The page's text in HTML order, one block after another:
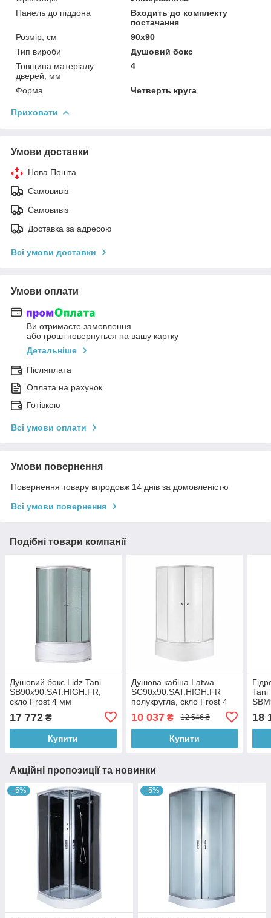
Панель до піддона
Входить до комплекту
постачання
Розмір, см
90x90
Тип вироби
Душовий бокс
Товщина матеріалу
дверей, мм
4
Форма Четверть круга
Приховати
Умови доставки
Нова Пошта
Самовивіз
Самовивіз
Доставка за адресою
Всі умови доставки
Умови оплати
Ви отримаєте замовлення
або гроші повернуться на вашу картку
Детальніше
Післяплата
Оплата на рахунок
Готівкою
Всі умови оплати
Умови повернення
Повернення товару впродовж 14 днів за домовленістю
Всі умови повернення
Подібні товари компанії
Душовий бокс Lidz Tani
SB90x90.SAT.HIGH.FR,
скло Frost 4 мм
17 772 ₴
Купити
Душова кабіна Latwa
SC90x90.SAT.HIGH.FR
полукругла, скло Frost 4
KAPIELKA ST90x90x41, з
панеллю Lidz
10 037₴ 12 546 ₴
Купити
Tani
18
Акційні пропозиції та новинки
–5% –5%